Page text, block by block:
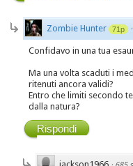
Zombie Hunter 71p ·
Confidavo in una tua
Ma una volta scaduti i
ritenuti ancora validi?
Entro che limiti secondo
dalla natura?
Rispondi